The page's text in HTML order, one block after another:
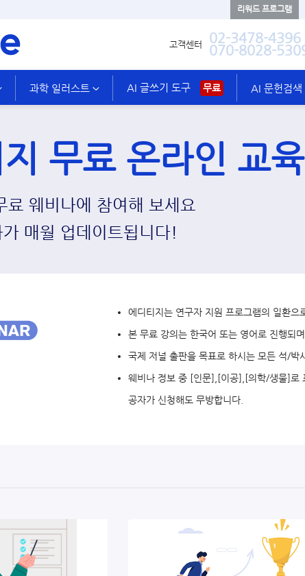
리워드 프로그램
고객센터 02-3478-4396
070-8028-
과학 일러스트 AI 글쓰기 도구 무료 AI 문헌검색
무료 온라인 교육
료 웨비나에 참여해 보세요​
매월 업데이트됩니다!
에디티지는 연구자 지원 프로그램의 일환으
본 무료 강의는 한국어 또는 영어로 진행되
국제 저널 출판을 목표로 하시는 모든 석/박
웨비나 정보 중 [인문],[이공],[의학/생물]로
공자가 신청해도 무방합니다.